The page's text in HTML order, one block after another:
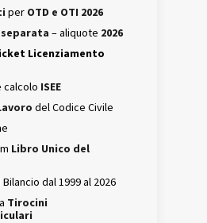
per OTD e OTI 2026
– aliquote 2026
Licenziamento
calcolo ISEE
del Codice Civile
Libro Unico del
dal 1999 al 2026
Tirocini